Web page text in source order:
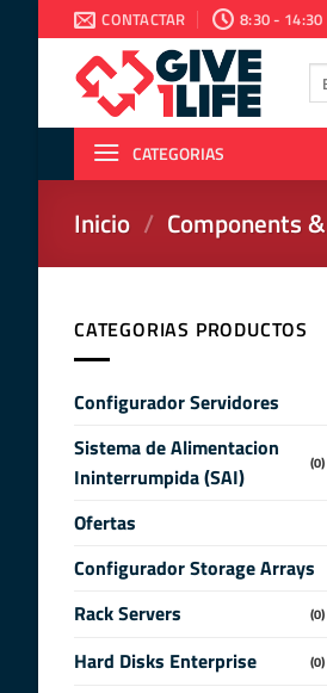
Saltar
al
contenido
CONTACTAR 8:30 -
CATEGORIAS
Inicio / Components
CATEGORIAS PRODUCTOS
Configurador Servidores
Sistema de Alimentacion
Ininterrumpida (SAI)
(0)
Ofertas
Configurador Storage Arrays
Rack Servers (0)
Hard Disks Enterprise (0)